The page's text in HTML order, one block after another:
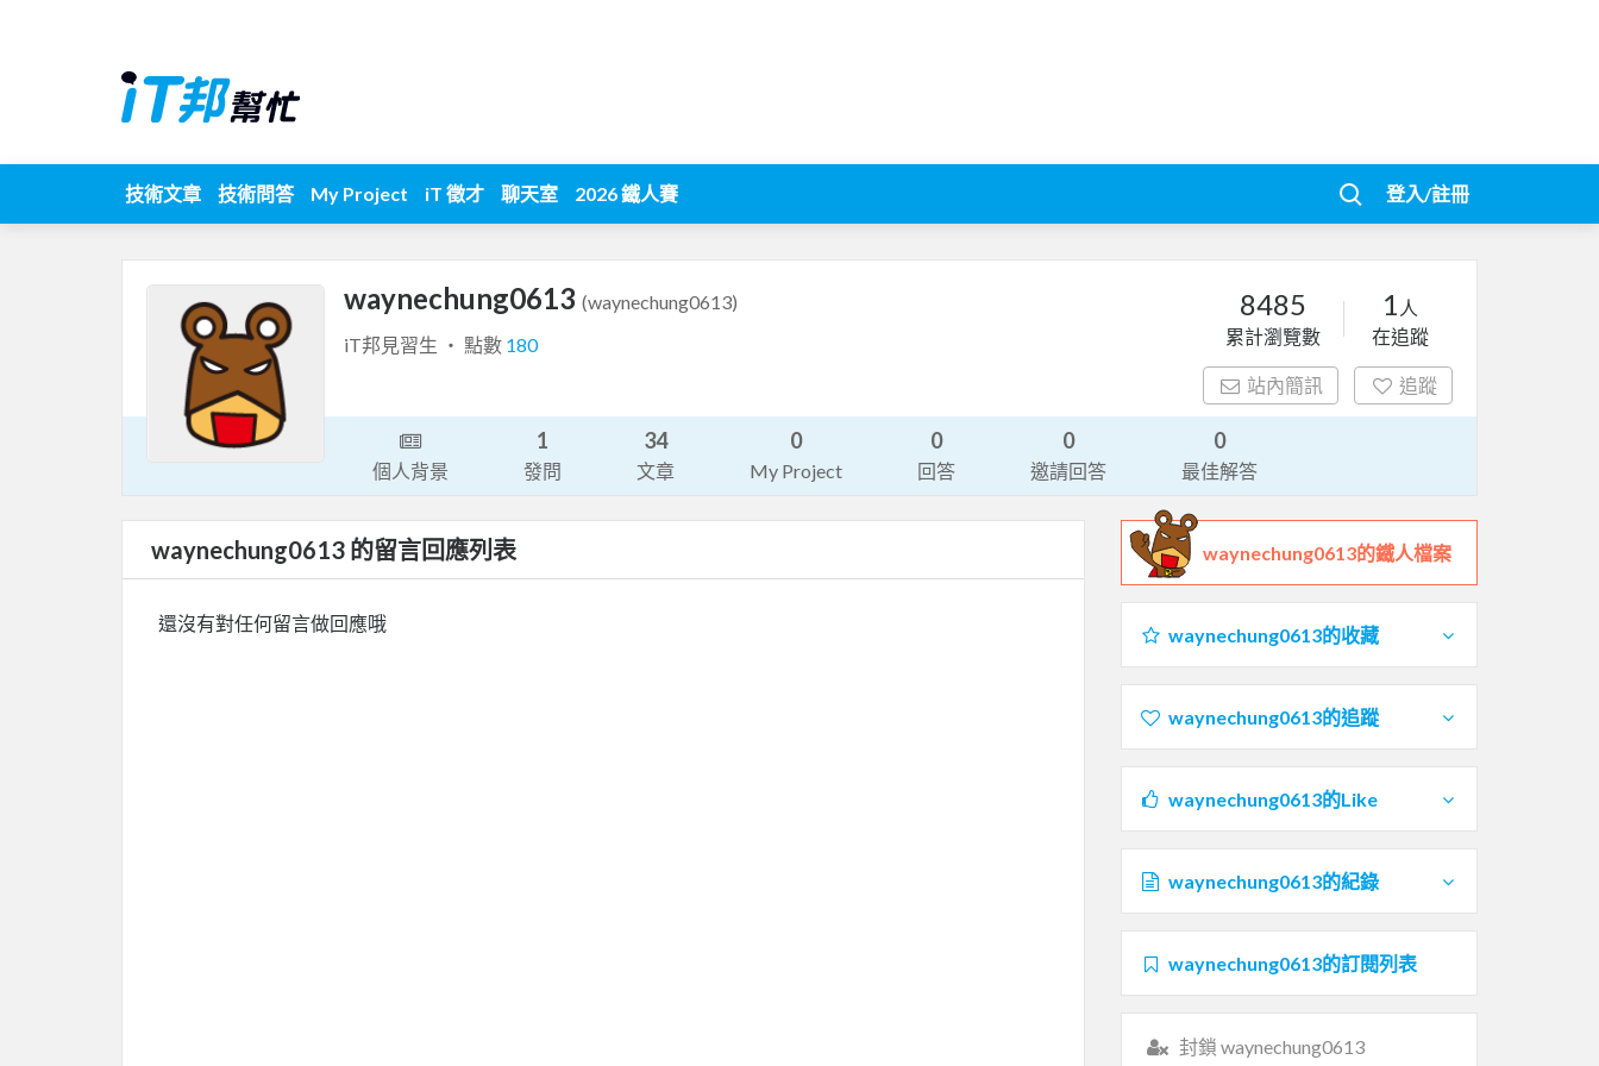
技術文章 技術問答 My Project iT 徵才 聊天室 2026 鐵人賽 登入/註冊
waynechung0613 (waynechung0613)
iT邦見習生 ‧ 點數 180
8485
累計瀏覽數
1 人
在追蹤
站內簡訊 追蹤
個人背景
1
發問
34
文章
0
My Project
0
回答
0
邀請回答
0
最佳解答
waynechung0613 的留言回應列表
還沒有對任何留言做回應哦
waynechung0613的鐵人檔案
waynechung0613的收藏
waynechung0613的追蹤
waynechung0613的Like
waynechung0613的紀錄
waynechung0613的訂閱列表
封鎖 waynechung0613